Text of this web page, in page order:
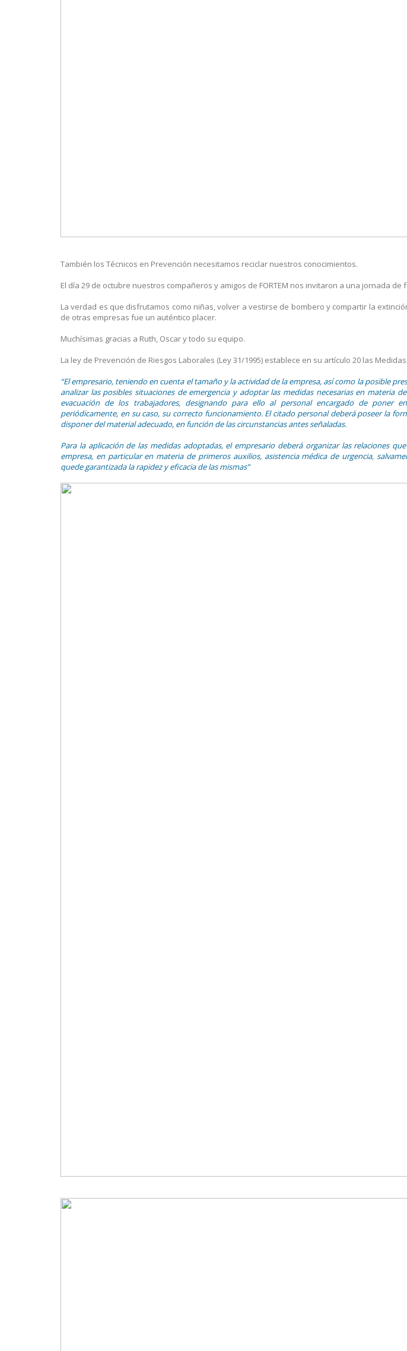
También los Técnicos en Prevención necesitamos reciclar nuestros conocimientos.
El día 29 de octubre nuestros compañeros y amigos de FORTEM nos invitaron a una jornada
La verdad es que disfrutamos como niñas, volver a vestirse de bombero y compartir la
de otras empresas fue un auténtico placer.
Muchísimas gracias a Ruth, Oscar y todo su equipo.
La ley de Prevención de Riesgos Laborales (Ley 31/1995) establece en su artículo 20 las
“El empresario, teniendo en cuenta el tamaño y la actividad de la empresa, así como la posible
analizar las posibles situaciones de emergencia y adoptar las medidas necesarias en materia
evacuación de los trabajadores, designando para ello al personal encargado de poner
periódicamente, en su caso, su correcto funcionamiento. El citado personal deberá poseer la
disponer del material adecuado, en función de las circunstancias antes señaladas.
Para la aplicación de las medidas adoptadas, el empresario deberá organizar las relaciones
empresa, en particular en materia de primeros auxilios, asistencia médica de urgencia,
quede garantizada la rapidez y eficacia de las mismas”